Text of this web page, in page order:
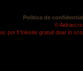
Politica de
©
pot fi folosite gratuit doar in